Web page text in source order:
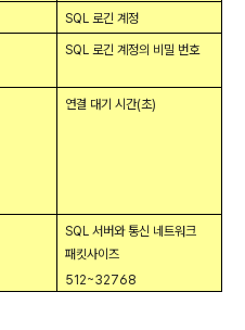
SQL 로긴 계정
SQL 로긴 계정의 비밀 번호
연결 대기 시간(초)
SQL서버와 통신 네트워크
패킷사이즈
512~32768